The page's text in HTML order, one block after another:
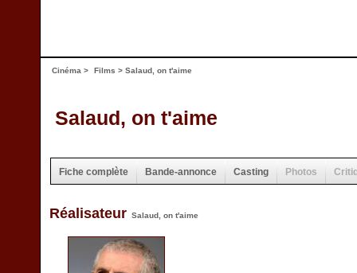
Cinéma > Films > Salaud, on t'aime
Salaud, on t'aime
Fiche complète Bande-annonce Casting Photos
Réalisateur Salaud, on t'aime